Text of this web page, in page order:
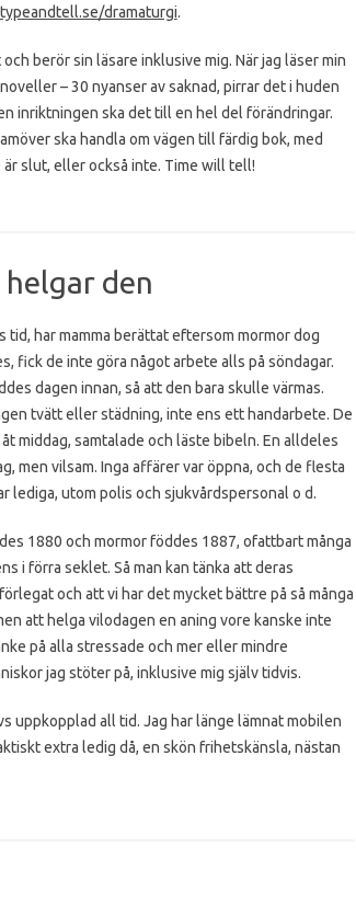
dramaturgi.
berör sin läsare inklusive mig. När jag läser min
– 30 nyanser av saknad, pirrar det i huden
inriktningen ska det till en hel del förändringar.
ska handla om vägen till färdig bok, med
slut, eller också inte. Time will tell!
den
tid, har mamma berättat eftersom mormor dog
fick de inte göra något arbete alls på söndagar.
dagen innan, så att den bara skulle värmas.
tvätt eller städning, inte ens ett handarbete. De
middag, samtalade och läste bibeln. En alldeles
men vilsam. Inga affärer var öppna, och de flesta
lediga, utom polis och sjukvårdspersonal o d.
1880 och mormor föddes 1887, ofattbart många
i förra seklet. Så man kan tänka att deras
och att vi har det mycket bättre på så många
att helga vilodagen en aning vore kanske inte
på alla stressade och mer eller mindre
jag stöter på, inklusive mig själv tidvis.
uppkopplad all tid. Jag har länge lämnat mobilen
extra ledig då, en skön frihetskänsla, nästan